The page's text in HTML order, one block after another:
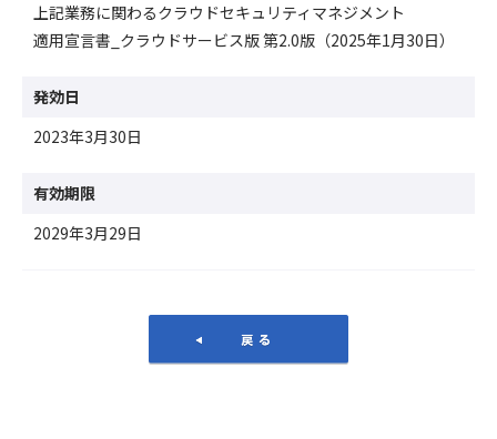
上記業務に関わるクラウドセキュリティマネジメント
適用宣言書_クラウドサービス版 第2.0版（2025年1月30日）
発効日
2023年3月30日
有効期限
2029年3月29日